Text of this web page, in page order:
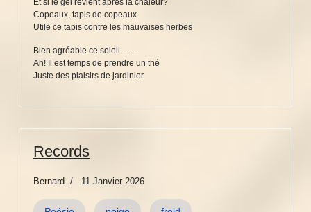
Et si le gel revient après la chaleur?
Copeaux, tapis de copeaux.
Utile ce tapis contre les mauvaises herbes
Bien agréable ce soleil ……
Ah! Il est temps de prendre un thé
Juste des plaisirs de jardinier
Records
Bernard 11 Janvier 2026